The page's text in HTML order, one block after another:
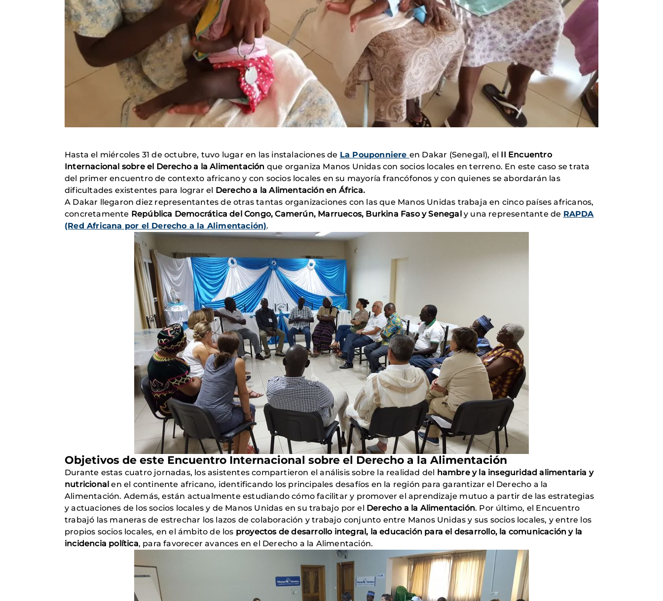
Hasta el miércoles 31 de octubre, tuvo lugar en las instalaciones de La Pouponniere en Dakar (Senegal), el II Encuentro
Internacional sobre el Derecho a la Alimentación que organiza Manos Unidas con socios locales en terreno. En este caso se trata
del primer encuentro de contexto africano y con socios locales en su mayoría francófonos y con quienes se abordarán las
dificultades existentes para lograr el Derecho a la Alimentación en África.
A Dakar llegaron diez representantes de otras tantas organizaciones con las que Manos Unidas trabaja en cinco países africanos,
concretamente República Democrática del Congo, Camerún, Marruecos, Burkina Faso y Senegaly una representante de RAPDA
(Red Africana por el Derecho a la Alimentación).
Objetivos de este Encuentro Internacional sobre el Derecho a la Alimentación
Durante estas cuatro jornadas, los asistentes compartieron el análisis sobre la realidad del hambre y la inseguridad alimentaria y
nutricionalen el continente africano, identificando los principales desafíos en la región para garantizar el Derecho a la
Alimentación. Además, están actualmente estudiando cómo facilitar y promover el aprendizaje mutuo a partir de las estrategias
y actuaciones de los socios locales y de Manos Unidas en su trabajo por el Derecho a la Alimentación. Por último, el Encuentro
trabajó las maneras de estrechar los lazos de colaboración y trabajo conjunto entre Manos Unidas y sus socios locales, y entre los
propios socios locales, en el ámbito de los proyectos de desarrollo integral, la educación para el desarrollo, la comunicación y la
incidencia política, para favorecer avances en el Derecho a la Alimentación.